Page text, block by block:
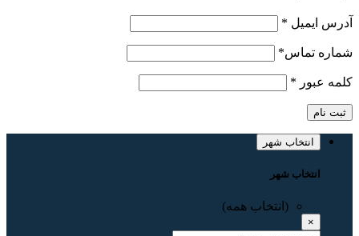
آدرس ایمیل *
شماره تماس*
کلمه عبور *
ثبت نام
انتخاب شهر
انتخاب شهر
(انتخاب همه)
×